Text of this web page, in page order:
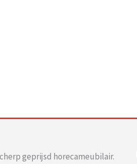
geprijsd horecameubilair.